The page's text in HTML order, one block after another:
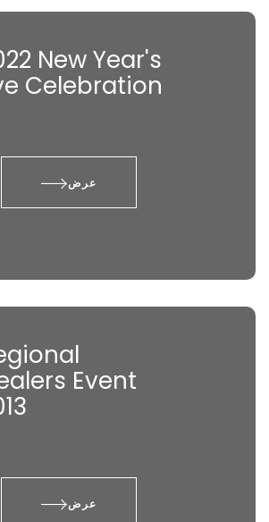
New Year's
Celebration
عرض
Event
عرض